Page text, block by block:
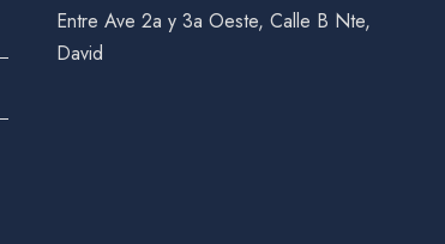
Entre Ave 2a y 3a Oeste, Calle B Nte,
David